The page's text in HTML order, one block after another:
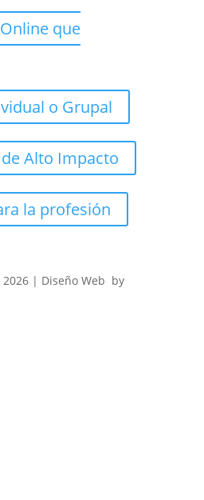
que
o Grupal
Alto Impacto
la profesión
| Diseño Web by